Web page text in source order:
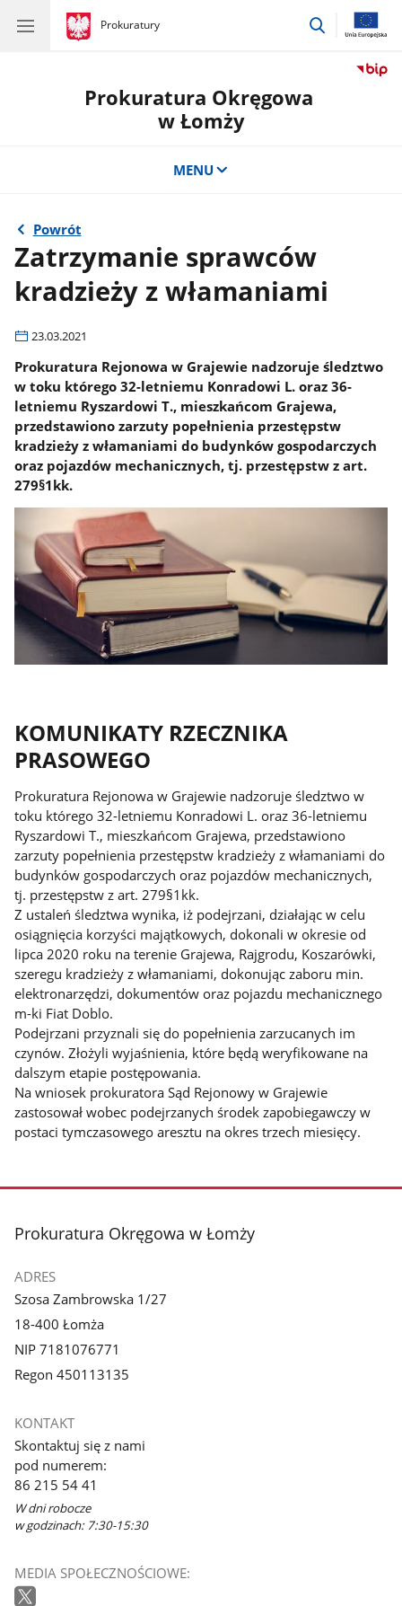
gov.pl
Prokuratury
gov.pl
Prokuratury
przejdź
Prokuratura Okręgowa
w Łomży
MENU
Powrót
Zatrzymanie sprawców
kradzieży z włamaniami
23.03.2021
Prokuratura Rejonowa w Grajewie nadzoruje śledztwo
w toku którego 32-letniemu Konradowi L. oraz 36-
letniemu Ryszardowi T., mieszkańcom Grajewa,
przedstawiono zarzuty popełnienia przestępstw
kradzieży z włamaniami do budynków gospodarczych
oraz pojazdów mechanicznych, tj. przestępstw z art.
279§1kk.
KOMUNIKATY RZECZNIKA
PRASOWEGO
Prokuratura Rejonowa w Grajewie nadzoruje śledztwo w
toku którego 32-letniemu Konradowi L. oraz 36-letniemu
Ryszardowi T., mieszkańcom Grajewa, przedstawiono
zarzuty popełnienia przestępstw kradzieży z włamaniami do
budynków gospodarczych oraz pojazdów mechanicznych,
tj. przestępstw z art. 279§1kk.
Z ustaleń śledztwa wynika, iż podejrzani, działając w celu
osiągnięcia korzyści majątkowych, dokonali w okresie od
lipca 2020 roku na terenie Grajewa, Rajgrodu, Koszarówki,
szeregu kradzieży z włamaniami, dokonując zaboru min.
elektronarzędzi, dokumentów oraz pojazdu mechanicznego
m-ki Fiat Doblo.
Podejrzani przyznali się do popełnienia zarzucanych im
czynów. Złożyli wyjaśnienia, które będą weryfikowane na
dalszym etapie postępowania.
Na wniosek prokuratora Sąd Rejonowy w Grajewie
zastosował wobec podejrzanych środek zapobiegawczy w
postaci tymczasowego aresztu na okres trzech miesięcy.
stopka
Prokuratura Okręgowa w Łomży
ADRES
Szosa Zambrowska 1/27
18-400 Łomża
NIP 7181076771
Regon 450113135
KONTAKT
Skontaktuj się z nami
pod numerem:
86 215 54 41
W dni robocze
w godzinach: 7:30-15:30
MEDIA SPOŁECZNOŚCIOWE: